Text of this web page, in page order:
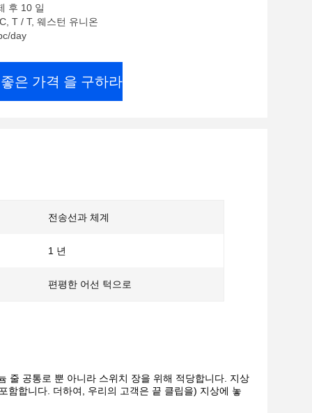
후 10 일
T / T, 웨스턴 유니온
day
은 가격 을 구하라
전송선과 체계
1 년
편평한 어선 턱으로
줄 공통로 뿐 아니라 스위치 장을 위해 적당합니다. 지상
함합니다. 더하여, 우리의 고객은 끝 클립을) 지상에 놓